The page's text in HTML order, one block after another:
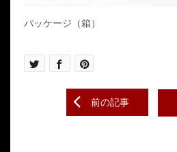
パッケージ（箱）
navigation
前の記事